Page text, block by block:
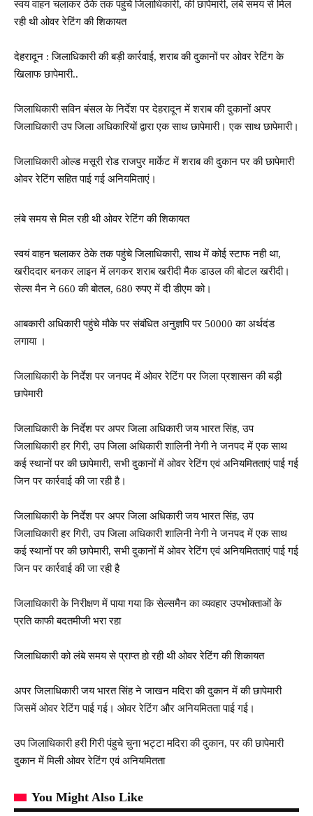
स्वयं वाहन चलाकर ठेके तक पहुंचे जिलाधिकारी, की छापेमारी, लंबे समय से मिल
रही थी ओवर रेटिंग की शिकायत
देहरादून : जिलाधिकारी की बड़ी कार्रवाई, शराब की दुकानों पर ओवर रेटिंग के
खिलाफ छापेमारी..
जिलाधिकारी सविन बंसल के निर्देश पर देहरादून में शराब की दुकानों अपर
जिलाधिकारी उप जिला अधिकारियों द्वारा एक साथ छापेमारी। एक साथ छापेमारी।
जिलाधिकारी ओल्ड मसूरी रोड राजपुर मार्केट में शराब की दुकान पर की छापेमारी
ओवर रेटिंग सहित पाई गई अनियमिताएं।
लंबे समय से मिल रही थी ओवर रेटिंग की शिकायत
स्वयं वाहन चलाकर ठेके तक पहुंचे जिलाधिकारी, साथ में कोई स्टाफ नही था,
खरीददार बनकर लाइन में लगकर शराब खरीदी मैक डाउल की बोटल खरीदी।
सेल्स मैन ने 660 की बोतल, 680 रुपए में दी डीएम को।
आबकारी अधिकारी पहुंचे मौके पर संबंधित अनुज्ञपि पर 50000 का अर्थदंड
लगाया ।
जिलाधिकारी के निर्देश पर जनपद में ओवर रेटिंग पर जिला प्रशासन की बड़ी
छापेमारी
जिलाधिकारी के निर्देश पर अपर जिला अधिकारी जय भारत सिंह, उप
जिलाधिकारी हर गिरी, उप जिला अधिकारी शालिनी नेगी ने जनपद में एक साथ
कई स्थानों पर की छापेमारी, सभी दुकानों में ओवर रेटिंग एवं अनियमितताएं पाई गई
जिन पर कार्रवाई की जा रही है।
जिलाधिकारी के निर्देश पर अपर जिला अधिकारी जय भारत सिंह, उप
जिलाधिकारी हर गिरी, उप जिला अधिकारी शालिनी नेगी ने जनपद में एक साथ
कई स्थानों पर की छापेमारी, सभी दुकानों में ओवर रेटिंग एवं अनियमितताएं पाई गई
जिन पर कार्रवाई की जा रही है
जिलाधिकारी के निरीक्षण में पाया गया कि सेल्समैन का व्यवहार उपभोक्ताओं के
प्रति काफी बदतमीजी भरा रहा
जिलाधिकारी को लंबे समय से प्राप्त हो रही थी ओवर रेटिंग की शिकायत
अपर जिलाधिकारी जय भारत सिंह ने जाखन मदिरा की दुकान में की छापेमारी
जिसमें ओवर रेटिंग पाई गई। ओवर रेटिंग और अनियमितता पाई गई।
उप जिलाधिकारी हरी गिरी पंहुचे चुना भट्टा मदिरा की दुकान, पर की छापेमारी
दुकान में मिली ओवर रेटिंग एवं अनियमितता
You Might Also Like